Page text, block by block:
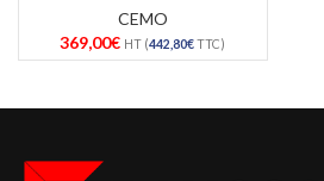
CEMO
369,00€ HT (442,80€TTC)